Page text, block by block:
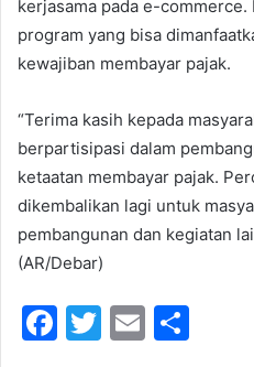
kerjasama pada e-
program yang bisa
kewajiban membayar pajak.
“Terima kasih kepada
berpartisipasi dalam
ketaatan membayar pajak.
dikembalikan lagi untuk
pembangunan dan kegiatan
(AR/Debar)
F
T
E